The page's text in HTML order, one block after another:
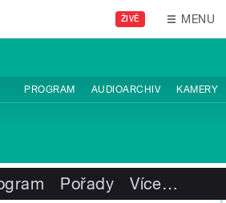
ŽIVĚ MENU
PROGRAM AUDIOARCHIV KAMERY
Pořady Více…